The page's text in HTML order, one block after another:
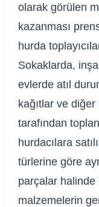
olarak görülen
kazanması
hurda
Sokaklarda,
evlerde atıl
kağıtlar ve diğer
tarafından
hurdacılara
türlerine göre
parçalar halinde
malzemelerin